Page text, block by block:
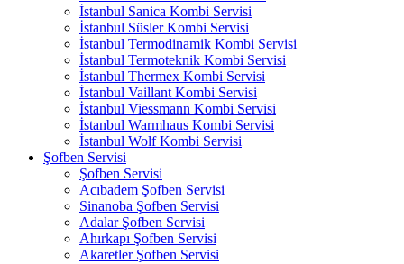
İstanbul Sanica Kombi Servisi
İstanbul Süsler Kombi Servisi
İstanbul Termodinamik Kombi Servisi
İstanbul Termoteknik Kombi Servisi
İstanbul Thermex Kombi Servisi
İstanbul Vaillant Kombi Servisi
İstanbul Viessmann Kombi Servisi
İstanbul Warmhaus Kombi Servisi
İstanbul Wolf Kombi Servisi
Şofben Servisi
Şofben Servisi
Acıbadem Şofben Servisi
Sinanoba Şofben Servisi
Adalar Şofben Servisi
Ahırkapı Şofben Servisi
Akaretler Şofben Servisi